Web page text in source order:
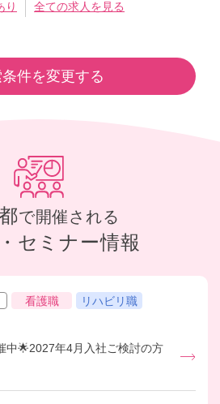
り 全ての求人を見る
件を変更する
都で開催される
セミナー情報
看護職 リハビリ職
中🌟2027年4月入社ご検討の方